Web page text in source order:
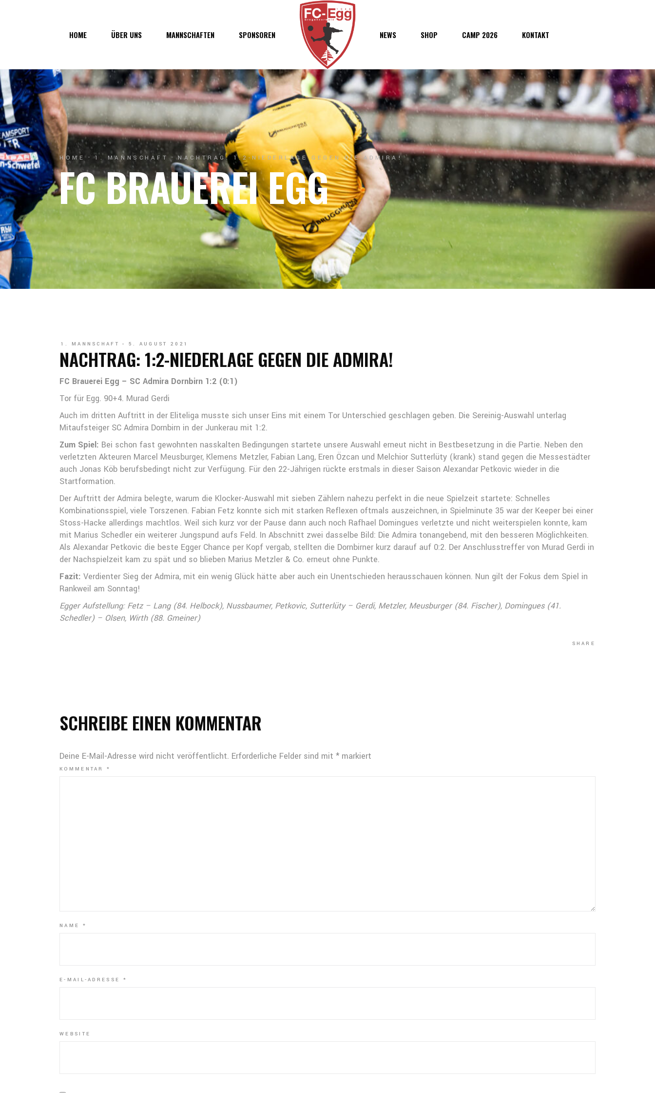
HOME ÜBER UNS
Über uns
Vorstand
Geschichte
Junkerau
MANNSCHAFTEN
1. Mannschaft
1b-Mannschaft
Nachwuchs
SPONSOREN NEWS SHOP CAMP 2026 KONTAKT
Junkerau
HOME 1. MANNSCHAFT NACHTRAG: 1:2-NIEDERLAGE GEGEN DIE ADMIRA!
FC BRAUEREI EGG
1. MANNSCHAFT 5. AUGUST 2021
NACHTRAG: 1:2-NIEDERLAGE GEGEN DIE ADMIRA!
FC Brauerei Egg – SC Admira Dornbirn 1:2 (0:1)
Tor für Egg. 90+4. Murad Gerdi
Auch im dritten Auftritt in der Eliteliga musste sich unser Eins mit einem Tor Unterschied geschlagen geben. Die Sereinig-Auswahl unterlag
Mitaufsteiger SC Admira Dornbirn in der Junkerau mit 1:2.
Zum Spiel: Bei schon fast gewohnten nasskalten Bedingungen startete unsere Auswahl erneut nicht in Bestbesetzung in die Partie. Neben den
verletzten Akteuren Marcel Meusburger, Klemens Metzler, Fabian Lang, Eren Özcan und Melchior Sutterlüty (krank) stand gegen die Messestädter
auch Jonas Köb berufsbedingt nicht zur Verfügung. Für den 22-Jährigen rückte erstmals in dieser Saison Alexandar Petkovic wieder in die
Startformation.
Der Auftritt der Admira belegte, warum die Klocker-Auswahl mit sieben Zählern nahezu perfekt in die neue Spielzeit startete: Schnelles
Kombinationsspiel, viele Torszenen. Fabian Fetz konnte sich mit starken Reflexen oftmals auszeichnen, in Spielminute 35 war der Keeper bei einer
Stoss-Hacke allerdings machtlos. Weil sich kurz vor der Pause dann auch noch Rafhael Domingues verletzte und nicht weiterspielen konnte, kam
mit Marius Schedler ein weiterer Jungspund aufs Feld. In Abschnitt zwei dasselbe Bild: Die Admira tonangebend, mit den besseren Möglichkeiten.
Als Alexandar Petkovic die beste Egger Chance per Kopf vergab, stellten die Dornbirner kurz darauf auf 0:2. Der Anschlusstreffer von Murad Gerdi in
der Nachspielzeit kam zu spät und so blieben Marius Metzler & Co. erneut ohne Punkte.
Fazit: Verdienter Sieg der Admira, mit ein wenig Glück hätte aber auch ein Unentschieden herausschauen können. Nun gilt der Fokus dem Spiel in
Rankweil am Sonntag!
Egger Aufstellung: Fetz – Lang (84. Helbock), Nussbaumer, Petkovic, Sutterlüty – Gerdi, Metzler, Meusburger (84. Fischer), Domingues (41.
Schedler) – Olsen, Wirth (88. Gmeiner)
SHARE
SCHREIBE EINEN KOMMENTAR
Deine E-Mail-Adresse wird nicht veröffentlicht. Erforderliche Felder sind mit * markiert
KOMMENTAR*
NAME *
E-MAIL-ADRESSE *
WEBSITE